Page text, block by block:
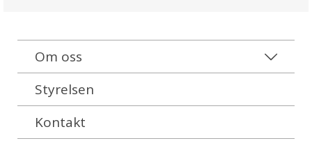
Om oss
Styrelsen
Kontakt